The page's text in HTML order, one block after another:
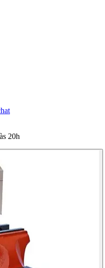
20h